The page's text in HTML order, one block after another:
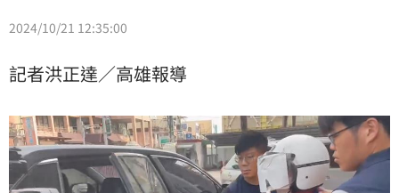
2024/10/21 12:35:00
記者洪正達／高雄報導